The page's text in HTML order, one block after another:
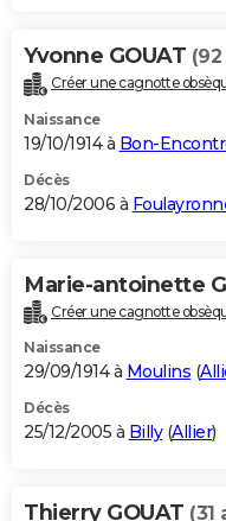
Yvonne GOUAT (92
Créer une cagnotte
Naissance
19/10/1914 à Bon-
Décès
28/10/2006 à
Marie-antoinette
Créer une cagnotte
Naissance
29/09/1914 à Moulins (
Décès
25/12/2005 à Billy(Allier)
Thierry GOUAT (31